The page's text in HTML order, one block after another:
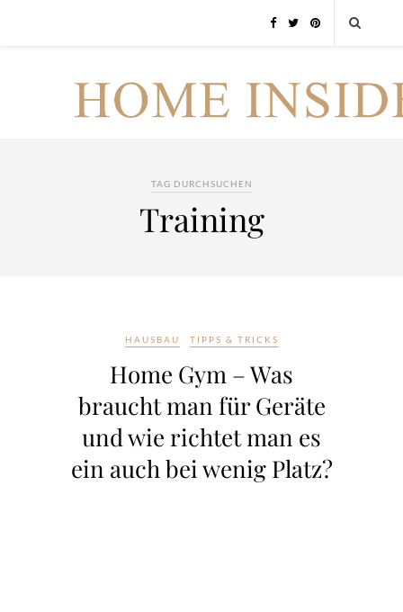
TAG DURCHSUCHEN
Training
HAUSBAU TIPPS & TRICKS
Home Gym – Was
braucht man für Geräte
und wie richtet man es
ein auch bei wenig Platz?